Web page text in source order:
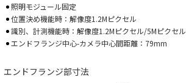
照明モジュール固定
位置決め機能時：解像度1.2Mピクセル
識別、計測機能時：解像度1.2Mピクセル/5Mピクセル
エンドフランジ中心-カメラ中心間距離：79mm
エンドフランジ部寸法